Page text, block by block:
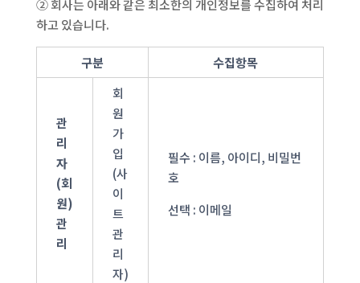
② 회사는 아래와 같은 최소한의 개인정보를 수집하여 처리
하고 있습니다.
구분 수집항목
관
리
자
(회
원)
관
리
회
원
가
입
(사
이
트
관
리
자)
필수 : 이름, 아이디, 비밀번
호
선택 : 이메일